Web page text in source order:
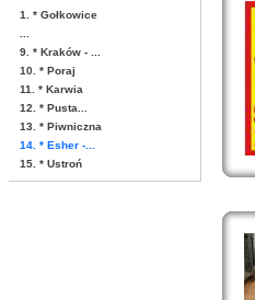
1. * Gołkowice
9. * Kraków - ...
10. * Poraj
11. * Karwia
12. * Pusta...
13. * Piwniczna
14. * Esher -...
15. * Ustroń